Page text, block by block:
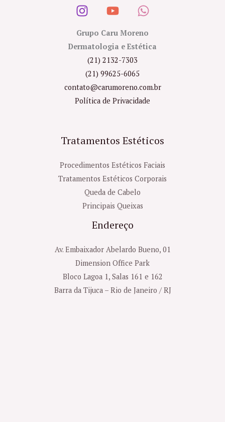
Grupo Caru Moreno
Dermatologia e Estética
(21) 2132-7303
(21) 99625-6065
contato@carumoreno.com.br
Política de Privacidade
Tratamentos Estéticos
Procedimentos Estéticos Faciais
Tratamentos Estéticos Corporais
Queda de Cabelo
Principais Queixas
Endereço
Av. Embaixador Abelardo Bueno, 01
Dimension Office Park
Bloco Lagoa 1, Salas 161 e 162
Barra da Tijuca – Rio de Janeiro / RJ